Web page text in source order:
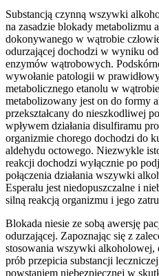
Substancją czynną wszywki
na zasadzie blokady metabolizmu
dokonywanego w wątrobie
odurzającej dochodzi w wyniku
enzymów wątrobowych.
wywołanie patologii w
metabolicznego etanolu w
metabolizowany jest on do formy
przekształcany do nieszkodliwej
wpływem działania disulfiramu
organizmie chorego dochodzi do
aldehydu octowego. Niezwykle
reakcji dochodzi wyłącznie po
połączenia działania wszywki
Esperalu jest niedopuszczalne i
silną reakcją organizmu i jego
Blokada niesie ze sobą awersję
odurzającej. Zapoznając się z
stosowania wszywki alkoholowej,
prób przepicia substancji
powstaniem niebezpiecznej w